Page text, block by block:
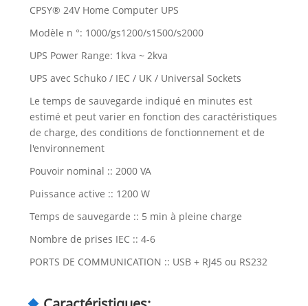
CPSY® 24V Home Computer UPS
Modèle n °: 1000/gs1200/s1500/s2000
UPS Power Range: 1kva ~ 2kva
UPS avec Schuko / IEC / UK / Universal Sockets
Le temps de sauvegarde indiqué en minutes est
estimé et peut varier en fonction des caractéristiques
de charge, des conditions de fonctionnement et de
l'environnement
Pouvoir nominal :: 2000 VA
Puissance active :: 1200 W
Temps de sauvegarde :: 5 min à pleine charge
Nombre de prises IEC :: 4-6
PORTS DE COMMUNICATION :: USB + RJ45 ou RS232